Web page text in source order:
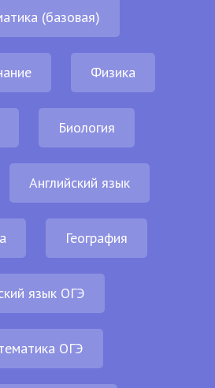
(базовая)
Физика
Биология
Английский язык
География
язык ОГЭ
ОГЭ